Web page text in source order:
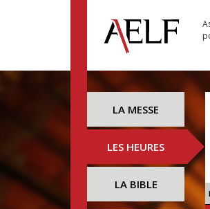
LA MESSE
LES HEURES
LA BIBLE